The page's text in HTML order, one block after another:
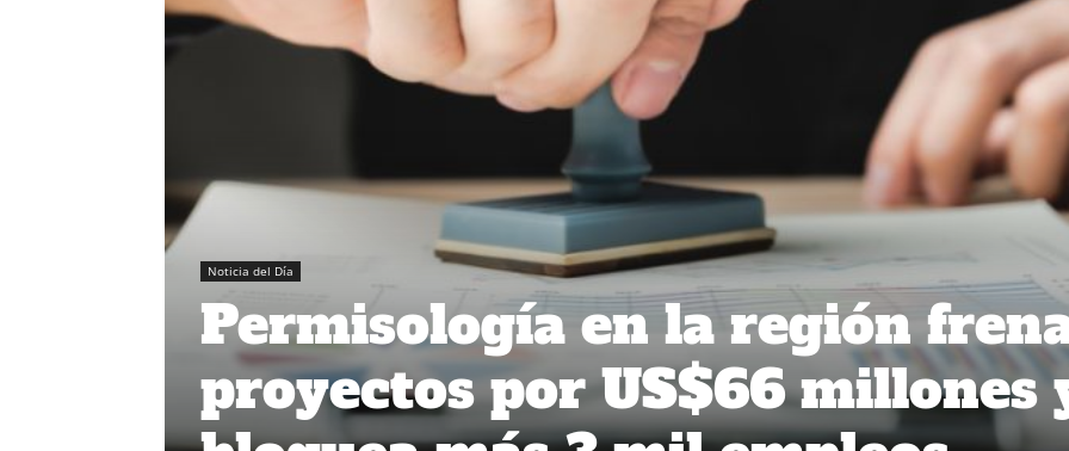
Noticia del Día
Permisología en la región
proyectos por US$66 millones